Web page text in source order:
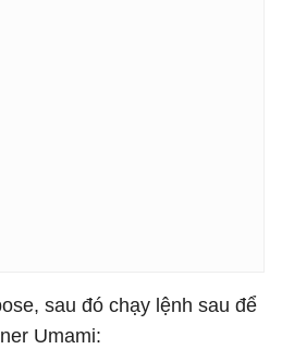
sau đó chạy lệnh sau để
Umami: